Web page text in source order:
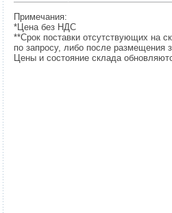
Примечания:
*Цена без НДС
**Срок поставки отсутствующих на
по запросу, либо после размещения
Цены и состояние склада